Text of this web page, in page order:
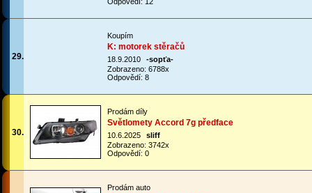
29.
Koupím
K: motorek stěračů
18.9.2010
-sopťa-
Zobrazeno: 6788x
Odpovědí: 8
30.
Prodám díly
Světlomety Accord 7g předface
10.6.2025
sliff
Zobrazeno: 3742x
Odpovědí: 0
Prodám auto